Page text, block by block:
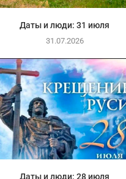
Даты и люди: 31 июля
31.07.2026
Даты и люди: 28 июля